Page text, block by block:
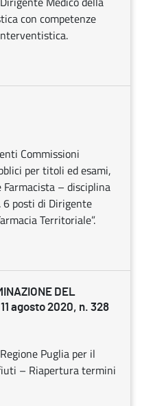
con competenze
Commissioni
per titoli ed esami,
– disciplina
6 posti di Dirigente
Territoriale”.
DEL
11 agosto 2020, n. 328
Puglia per il
– Riapertura termini